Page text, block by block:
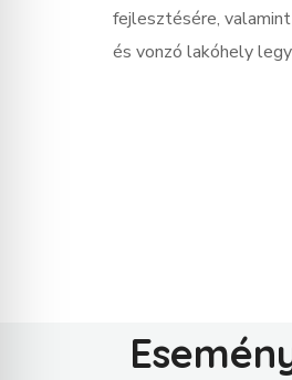
fejlesztésére,
és vonzó lakóhely